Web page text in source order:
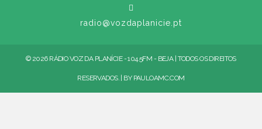
radio@vozdaplanicie.pt
© 2026 RÁDIO VOZ DA PLANÍCIE - 104.5FM - BEJA | TODOS OS DIREITOS
RESERVADOS. | BY PAULOAMC.COM